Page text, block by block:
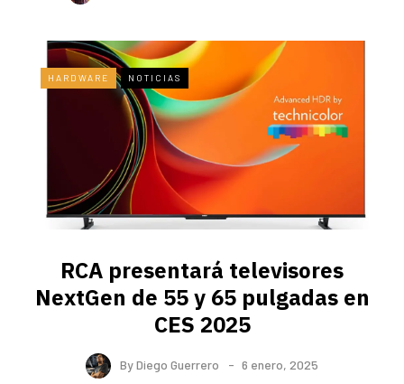
HARDWARE NOTICIAS
RCA presentará televisores
NextGen de 55 y 65 pulgadas en
CES 2025
ByDiego Guerrero 6 enero, 2025